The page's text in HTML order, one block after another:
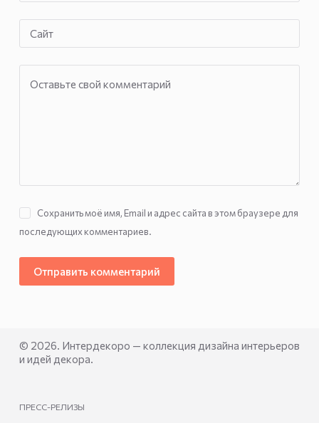
Сайт
Оставьте свой комментарий
Сохранить моё имя, Email и адрес сайта в этом браузере для
последующих комментариев.
Отправить комментарий
© 2026. Интердекоро — коллекция дизайна интерьеров
и идей декора.
ПРЕСС-РЕЛИЗЫ